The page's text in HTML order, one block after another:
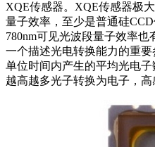
XQE传感器。XQE传感器极
量子效率，至少是普通硅
780nm可见光波段量子效率
一个描述光电转换能力的重
单位时间内产生的平均光电
越高越多光子转换为电子，高